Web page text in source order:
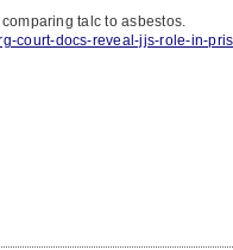
talc to asbestos.
court-docs-reveal-jjs-role-in-